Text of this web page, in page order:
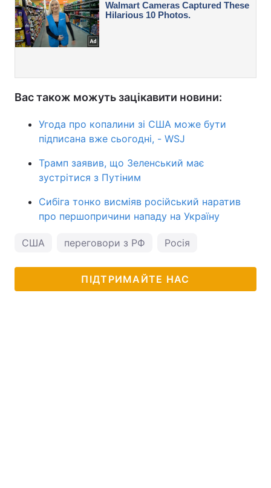
Вас також можуть зацікавити новини:
Угода про копалини зі США може бути
підписана вже сьогодні, - WSJ
Трамп заявив, що Зеленський має
зустрітися з Путіним
Сибіга тонко висміяв російський наратив
про першопричини нападу на Україну
США переговори з РФ Росія
ПІДТРИМАЙТЕ НАС